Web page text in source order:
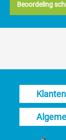
Beoordeling